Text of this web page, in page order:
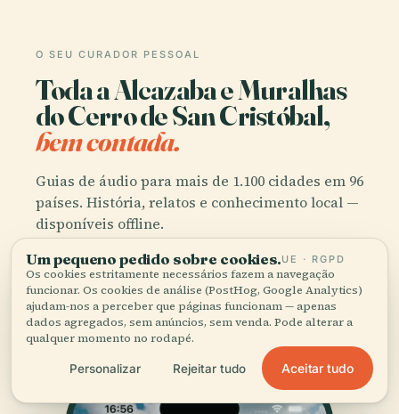
O SEU CURADOR PESSOAL
Toda a Alcazaba e Muralhas
do Cerro de San Cristóbal,
bem contada.
Guias de áudio para mais de 1.100 cidades em 96
países. História, relatos e conhecimento local —
disponíveis offline.
Transferir a app
Junte-se a mais de 50 mil viajantes
Um pequeno pedido sobre cookies.UE · RGPD
Os cookies estritamente necessários fazem a navegação
funcionar. Os cookies de análise (PostHog, Google Analytics)
ajudam-nos a perceber que páginas funcionam — apenas
dados agregados, sem anúncios, sem venda. Pode alterar a
qualquer momento no rodapé.
Personalizar Rejeitar tudo Aceitar tudo